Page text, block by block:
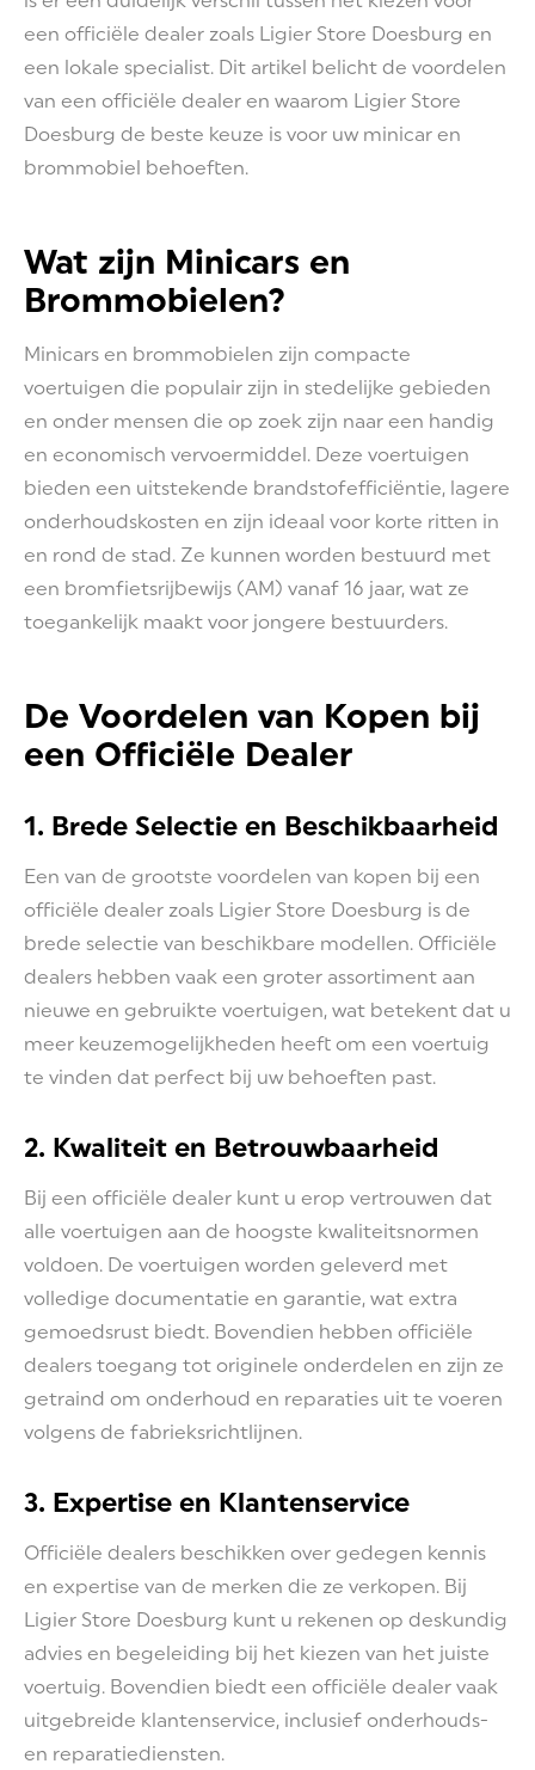
een officiële dealer zoals Ligier Store Doesburg en
een lokale specialist. Dit artikel belicht de voordelen
van een officiële dealer en waarom Ligier Store
Doesburg de beste keuze is voor uw minicar en
brommobiel behoeften.
Wat zijn Minicars en
Brommobielen?
Minicars en brommobielen zijn compacte
voertuigen die populair zijn in stedelijke gebieden
en onder mensen die op zoek zijn naar een handig
en economisch vervoermiddel. Deze voertuigen
bieden een uitstekende brandstofefficiëntie, lagere
onderhoudskosten en zijn ideaal voor korte ritten in
en rond de stad. Ze kunnen worden bestuurd met
een bromfietsrijbewijs (AM) vanaf 16 jaar, wat ze
toegankelijk maakt voor jongere bestuurders.
De Voordelen van Kopen bij
een Officiële Dealer
1. Brede Selectie en Beschikbaarheid
Een van de grootste voordelen van kopen bij een
officiële dealer zoals Ligier Store Doesburg is de
brede selectie van beschikbare modellen. Officiële
dealers hebben vaak een groter assortiment aan
nieuwe en gebruikte voertuigen, wat betekent dat u
meer keuzemogelijkheden heeft om een voertuig
te vinden dat perfect bij uw behoeften past.
2. Kwaliteit en Betrouwbaarheid
Bij een officiële dealer kunt u erop vertrouwen dat
alle voertuigen aan de hoogste kwaliteitsnormen
voldoen. De voertuigen worden geleverd met
volledige documentatie en garantie, wat extra
gemoedsrust biedt. Bovendien hebben officiële
dealers toegang tot originele onderdelen en zijn ze
getraind om onderhoud en reparaties uit te voeren
volgens de fabrieksrichtlijnen.
3. Expertise en Klantenservice
Officiële dealers beschikken over gedegen kennis
en expertise van de merken die ze verkopen. Bij
Ligier Store Doesburg kunt u rekenen op deskundig
advies en begeleiding bij het kiezen van het juiste
voertuig. Bovendien biedt een officiële dealer vaak
uitgebreide klantenservice, inclusief onderhouds-
en reparatiediensten.